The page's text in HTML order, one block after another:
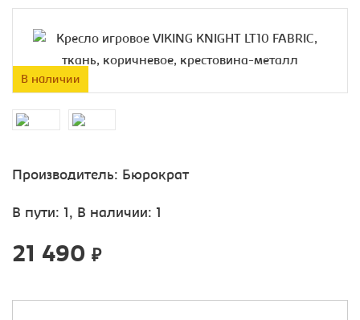
В наличии
Производитель: Бюрократ
В пути: 1, В наличии: 1
21 490 ₽